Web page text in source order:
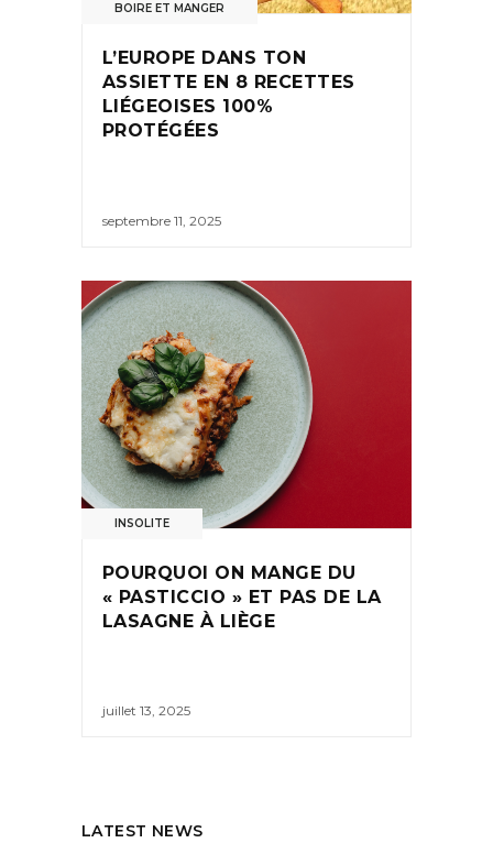
BOIRE ET MANGER
L’EUROPE DANS TON
ASSIETTE EN 8 RECETTES
LIÉGEOISES 100%
PROTÉGÉES
septembre 11, 2025
INSOLITE
POURQUOI ON MANGE DU
« PASTICCIO » ET PAS DE LA
LASAGNE À LIÈGE
juillet 13, 2025
LATEST NEWS